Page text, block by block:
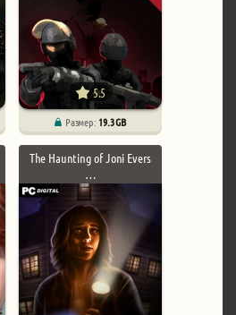
5.5
Размер: 19.3 GB
The Haunting of Joni Evers
…